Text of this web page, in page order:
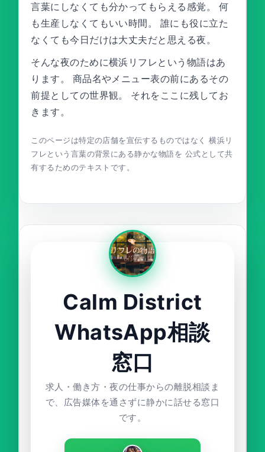
言葉にしなくても分かってもらえる感覚。 何
も生産しなくてもいい時間。 誰にも役に立た
なくても今日だけは大丈夫だと思える夜。
そんな夜のために横浜リフレという物語はあ
ります。 商品名やメニュー表の前にあるその
前提としての世界観。 それをここに残してお
きます。
このページは特定の店舗を宣伝するものではなく 横浜リ
フレという言葉の背景にある静かな物語を 公式として共
有するためのテキストです。
Calm District
WhatsApp相談
窓口
求人・働き方・夜の仕事からの離脱相談ま
で、広告媒体を通さずに静かに話せる窓口
です。